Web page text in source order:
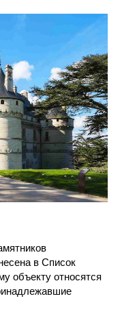
в Список
объекту относятся